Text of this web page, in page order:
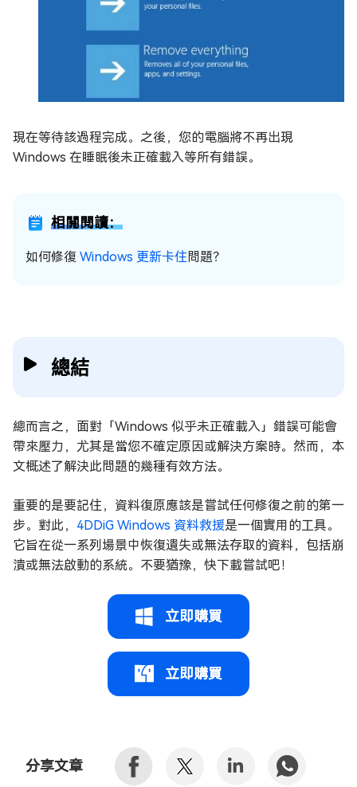
現在等待該過程完成。之後，您的電腦將不再出現
Windows 在睡眠後未正確載入等所有錯誤。
相關閱讀：
如何修復 Windows 更新卡住 問題？
總結
總而言之，面對「Windows 似乎未正確載入」錯誤可能會
帶來壓力，尤其是當您不確定原因或解決方案時。然而，本
文概述了解決此問題的幾種有效方法。
重要的是要記住，資料復原應該是嘗試任何修復之前的第一
步。對此， 4DDiG Windows 資料救援是一個實用的工具。
它旨在從一系列場景中恢復遺失或無法存取的資料，包括崩
潰或無法啟動的系統。不要猶豫，快下載嘗試吧！
立即購買
立即購買
分享文章